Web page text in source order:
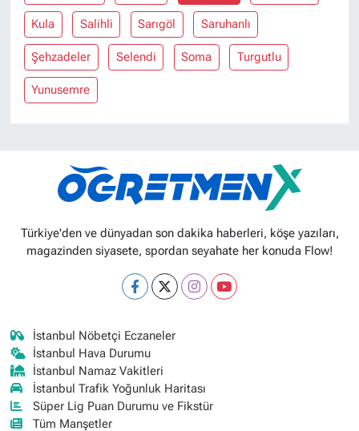
Kula Salihli Sarıgöl Saruhanlı
Şehzadeler Selendi Soma Turgutlu
Yunusemre
Türkiye'den ve dünyadan son dakika haberleri, köşe yazıları,
magazinden siyasete, spordan seyahate her konuda Flow!
İstanbul Nöbetçi Eczaneler
İstanbul Hava Durumu
İstanbul Namaz Vakitleri
İstanbul Trafik Yoğunluk Haritası
Süper Lig Puan Durumu ve Fikstür
Tüm Manşetler